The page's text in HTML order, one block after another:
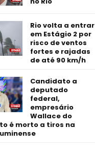
Rio volta a entrar
em Estágio 2 por
risco de ventos
fortes e rajadas
de até 90 km/h
Candidato a
deputado
federal,
empresário
Wallace do
é morto a tiros na